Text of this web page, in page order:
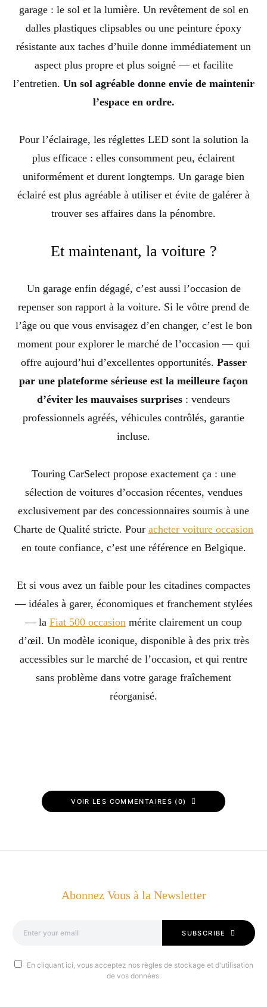
garage : le sol et la lumière. Un revêtement de sol en
dalles plastiques clipsables ou une peinture époxy
résistante aux taches d’huile donne immédiatement un
aspect plus propre et plus soigné — et facilite
l’entretien. Un sol agréable donne envie de maintenir
l’espace en ordre.
Pour l’éclairage, les réglettes LED sont la solution la
plus efficace : elles consomment peu, éclairent
uniformément et durent longtemps. Un garage bien
éclairé est plus agréable à utiliser et évite de galérer à
trouver ses affaires dans la pénombre.
Et maintenant, la voiture ?
Un garage enfin dégagé, c’est aussi l’occasion de
repenser son rapport à la voiture. Si le vôtre prend de
l’âge ou que vous envisagez d’en changer, c’est le bon
moment pour explorer le marché de l’occasion — qui
offre aujourd’hui d’excellentes opportunités. Passer
par une plateforme sérieuse est la meilleure façon
d’éviter les mauvaises surprises : vendeurs
professionnels agréés, véhicules contrôlés, garantie
incluse.
Touring CarSelect propose exactement ça : une
sélection de voitures d’occasion récentes, vendues
exclusivement par des concessionnaires soumis à une
Charte de Qualité stricte. Pour acheter voiture occasion
en toute confiance, c’est une référence en Belgique.
Et si vous avez un faible pour les citadines compactes
— idéales à garer, économiques et franchement stylées
— la Fiat 500 occasion mérite clairement un coup
d’œil. Un modèle iconique, disponible à des prix très
accessibles sur le marché de l’occasion, et qui rentre
sans problème dans votre garage fraîchement
réorganisé.
VOIR LES COMMENTAIRES (0)
Abonnez Vous à la Newsletter
SUBSCRIBE
En cliquant ici, vous acceptez nos règles de stockage et d'utilisation
de vos données.